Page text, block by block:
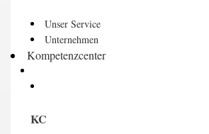
Unser Service
Unternehmen
Kompetenzcenter
KC